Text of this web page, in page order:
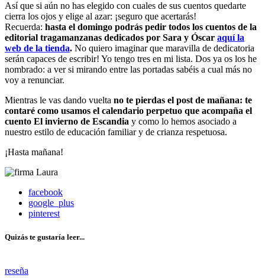
Así que si aún no has elegido con cuales de sus cuentos quedarte
cierra los ojos y elige al azar: ¡seguro que acertarás!
Recuerda: hasta el domingo podrás pedir todos los cuentos de la
editorial tragamanzanas dedicados por Sara y Óscar aquí la
web de la tienda. No quiero imaginar que maravilla de dedicatoria
serán capaces de escribir! Yo tengo tres en mi lista. Dos ya os los he
nombrado: a ver si mirando entre las portadas sabéis a cual más no
voy a renunciar.
Mientras le vas dando vuelta no te pierdas el post de mañana: te
contaré como usamos el calendario perpetuo que acompaña el
cuento El invierno de Escandia y como lo hemos asociado a
nuestro estilo de educación familiar y de crianza respetuosa.
¡Hasta mañana!
facebook
google_plus
pinterest
Quizás te gustaría leer...
reseña